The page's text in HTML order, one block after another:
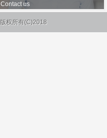
Contact us
版权所有(C)2018